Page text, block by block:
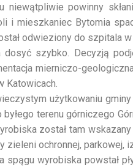
niewątpliwie powinny
i mieszkaniec Bytomia
odwieziony do szpitala
dosyć szybko. Decyzją
mierniczo-
Katowicach.
użytkowaniu
terenu górniczego
został tam
zieleni ochronnej, parkowej,
wyrobiska powstał